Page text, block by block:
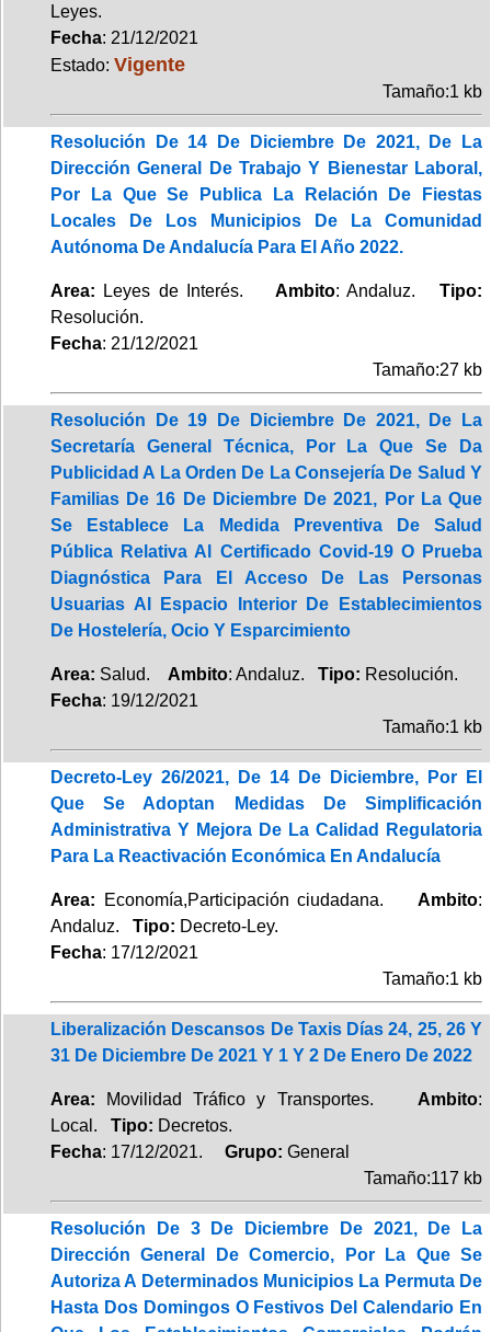
Leyes.
Fecha: 21/12/2021
Estado: Vigente
Tamaño:1 kb
Resolución De 14 De Diciembre De 2021, De La
Dirección General De Trabajo Y Bienestar Laboral,
Por La Que Se Publica La Relación De Fiestas
Locales De Los Municipios De La Comunidad
Autónoma De Andalucía Para El Año 2022.
Area: Leyes de Interés. Ambito: Andaluz.Tipo:
Resolución.
Fecha: 21/12/2021
Tamaño:27 kb
Resolución De 19 De Diciembre De 2021, De La
Secretaría General Técnica, Por La Que Se Da
Publicidad A La Orden De La Consejería De Salud Y
Familias De 16 De Diciembre De 2021, Por La Que
Se Establece La Medida Preventiva De Salud
Pública Relativa Al Certificado Covid-19 O Prueba
Diagnóstica Para El Acceso De Las Personas
Usuarias Al Espacio Interior De Establecimientos
De Hostelería, Ocio Y Esparcimiento
Area: Salud. Ambito: Andaluz. Tipo: Resolución.
Fecha: 19/12/2021
Tamaño:1 kb
Decreto-Ley 26/2021, De 14 De Diciembre, Por El
Que Se Adoptan Medidas De Simplificación
Administrativa Y Mejora De La Calidad Regulatoria
Para La Reactivación Económica En Andalucía
Area: Economía,Participación ciudadana. Ambito:
Andaluz. Tipo: Decreto-Ley.
Fecha: 17/12/2021
Tamaño:1 kb
Liberalización Descansos De Taxis Días 24, 25, 26 Y
31 De Diciembre De 2021 Y 1 Y 2 De Enero De 2022
Area: Movilidad Tráfico y Transportes. Ambito:
Local. Tipo: Decretos.
Fecha: 17/12/2021. Grupo: General
Tamaño:117 kb
Resolución De 3 De Diciembre De 2021, De La
Dirección General De Comercio, Por La Que Se
Autoriza A Determinados Municipios La Permuta De
Hasta Dos Domingos O Festivos Del Calendario En